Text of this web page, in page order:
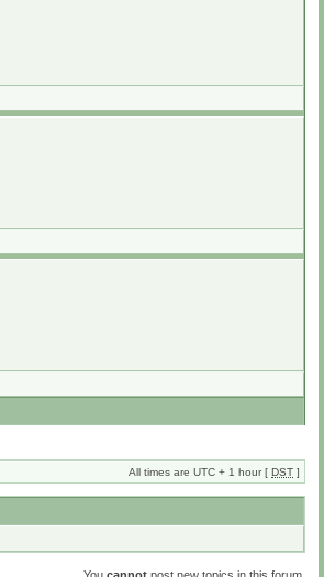
All times are UTC + 1 hour [ DST ]